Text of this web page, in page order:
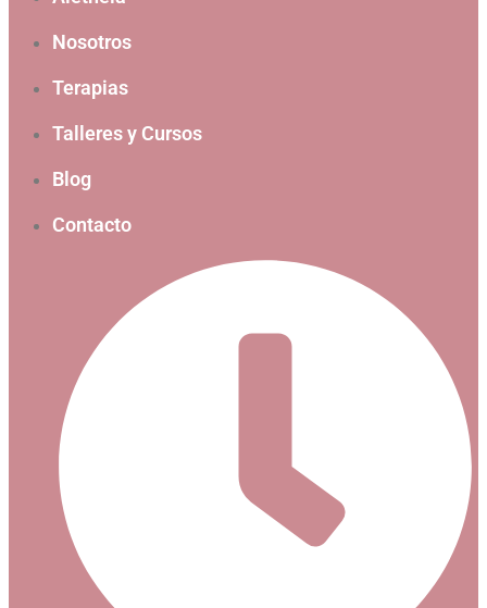
Nosotros
Terapias
Talleres y Cursos
Blog
Contacto